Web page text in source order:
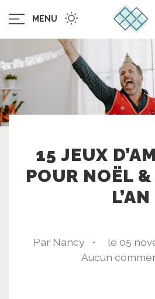
MENU
15 JEUX
POUR NOËL
L’AN
Par Nancy •
le 05
Aucun